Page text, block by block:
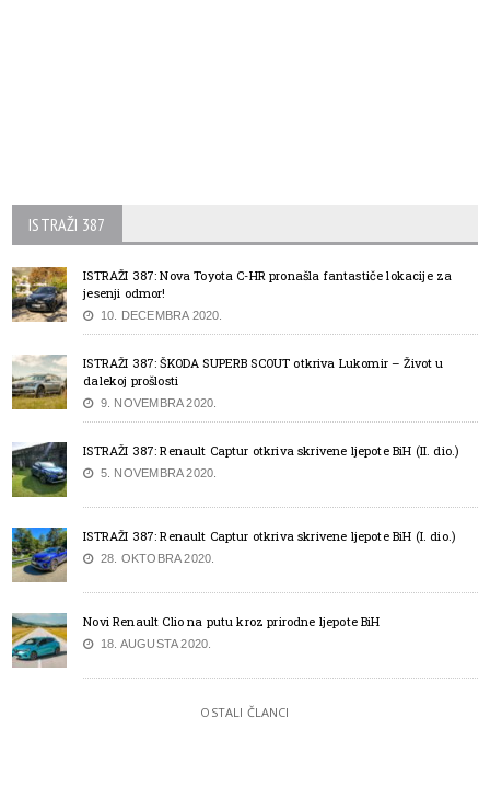
ISTRAŽI 387
ISTRAŽI 387: Nova Toyota C-HR pronašla fantastiče lokacije za
jesenji odmor!
10. DECEMBRA 2020.
ISTRAŽI 387: ŠKODA SUPERB SCOUT otkriva Lukomir – Život u
dalekoj prošlosti
9. NOVEMBRA 2020.
ISTRAŽI 387: Renault Captur otkriva skrivene ljepote BiH (II. dio.)
5. NOVEMBRA 2020.
ISTRAŽI 387: Renault Captur otkriva skrivene ljepote BiH (I. dio.)
28. OKTOBRA 2020.
Novi Renault Clio na putu kroz prirodne ljepote BiH
18. AUGUSTA 2020.
OSTALI ČLANCI